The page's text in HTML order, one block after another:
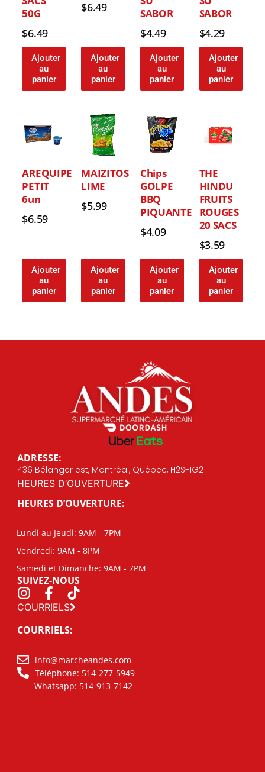
50G
$6.49
Ajouter
au
panier
$6.49
Ajouter
au
panier
SABOR
$4.49
Ajouter
au
panier
SABOR
$4.29
Ajouter
au
panier
AREQUIPE
PETIT
6un
$6.59
Ajouter
au
panier
MAIZITOS
LIME
$5.99
Ajouter
au
panier
Chips
GOLPE
BBQ
PIQUANTE
$4.09
Ajouter
au
panier
THE
HINDU
FRUITS
ROUGES
20 SACS
$3.59
Ajouter
au
panier
ADRESSE:
436 Bélanger est, Montréal, Québec, H2S-1G2
HEURES D’OUVERTURE
HEURES D’OUVERTURE:
Lundi au Jeudi: 9AM - 7PM
Vendredi: 9AM - 8PM
Samedi et Dimanche: 9AM - 7PM
SUIVEZ-NOUS
COURRIELS
COURRIELS:
info@marcheandes.com
Téléphone: 514-277-5949
Whatsapp: 514-913-7142